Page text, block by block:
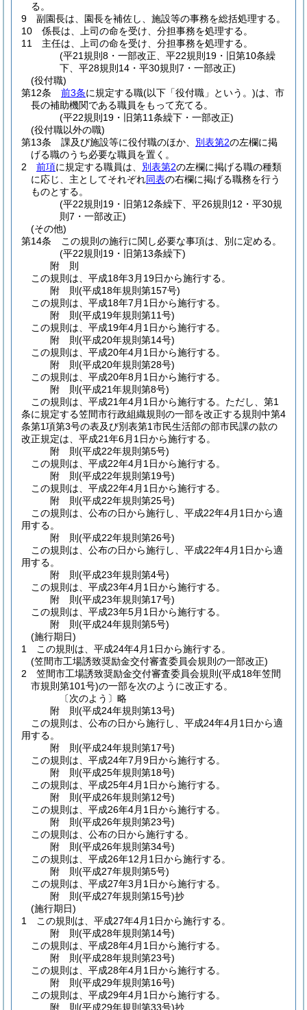
る。
9
副園長は、園長を補佐し、施設等の事務を総括処理する。
10
係長は、上司の命を受け、分担事務を処理する。
11
主任は、上司の命を受け、分担事務を処理する。
(平21規則8・一部改正、平22規則19・旧第10条繰
下、平28規則14・平30規則7・一部改正)
(役付職)
第12条
前3条に規定する職(以下「役付職」という。)は、市
長の補助機関である職員をもって充てる。
(平22規則19・旧第11条繰下・一部改正)
(役付職以外の職)
第13条
課及び施設等に役付職のほか、 別表第2の左欄に掲
げる職のうち必要な職員を置く。
2
前項に規定する職員は、 別表第2の左欄に掲げる職の種類
に応じ、主としてそれぞれ同表の右欄に掲げる職務を行う
ものとする。
(平22規則19・旧第12条繰下、平26規則12・平30規
則7・一部改正)
(その他)
第14条
この規則の施行に関し必要な事項は、別に定める。
(平22規則19・旧第13条繰下)
附 則
この規則は、平成18年3月19日から施行する。
附 則(平成18年規則第157号)
この規則は、平成18年7月1日から施行する。
附 則(平成19年規則第11号)
この規則は、平成19年4月1日から施行する。
附 則(平成20年規則第14号)
この規則は、平成20年4月1日から施行する。
附 則(平成20年規則第28号)
この規則は、平成20年8月1日から施行する。
附 則(平成21年規則第8号)
この規則は、平成21年4月1日から施行する。 ただし、第1
条に規定する笠間市行政組織規則の一部を改正する規則中第4
条第1項第3号の表及び別表第1市民生活部の部市民課の款の
改正規定は、平成21年6月1日から施行する。
附 則(平成22年規則第5号)
この規則は、平成22年4月1日から施行する。
附 則(平成22年規則第19号)
この規則は、平成22年4月1日から施行する。
附 則(平成22年規則第25号)
この規則は、公布の日から施行し、平成22年4月1日から適
用する。
附 則(平成22年規則第26号)
この規則は、公布の日から施行し、平成22年4月1日から適
用する。
附 則(平成23年規則第4号)
この規則は、平成23年4月1日から施行する。
附 則(平成23年規則第17号)
この規則は、平成23年5月1日から施行する。
附 則(平成24年規則第5号)
(施行期日)
1
この規則は、平成24年4月1日から施行する。
(笠間市工場誘致奨励金交付審査委員会規則の一部改正)
2
笠間市工場誘致奨励金交付審査委員会規則 (平成18年笠間
市規則第101号)の一部を次のように改正する。
〔次のよう〕略
附 則(平成24年規則第13号)
この規則は、公布の日から施行し、平成24年4月1日から適
用する。
附 則(平成24年規則第17号)
この規則は、平成24年7月9日から施行する。
附 則(平成25年規則第18号)
この規則は、平成25年4月1日から施行する。
附 則(平成26年規則第12号)
この規則は、平成26年4月1日から施行する。
附 則(平成26年規則第23号)
この規則は、公布の日から施行する。
附 則(平成26年規則第34号)
この規則は、平成26年12月1日から施行する。
附 則(平成27年規則第5号)
この規則は、平成27年3月1日から施行する。
附 則(平成27年規則第15号)抄
(施行期日)
1
この規則は、平成27年4月1日から施行する。
附 則(平成28年規則第14号)
この規則は、平成28年4月1日から施行する。
附 則(平成28年規則第23号)
この規則は、平成28年4月1日から施行する。
附 則(平成29年規則第16号)
この規則は、平成29年4月1日から施行する。
附 則(平成29年規則第33号)抄